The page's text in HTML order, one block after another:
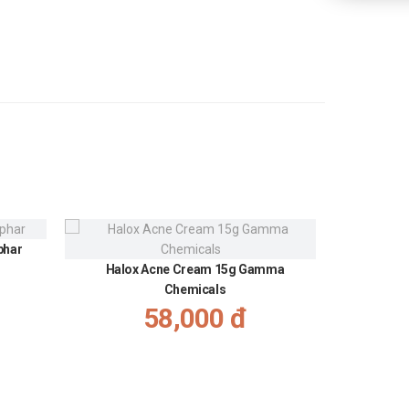
Halox Acne Cream 15g Gamma
Chemicals
58,000 đ